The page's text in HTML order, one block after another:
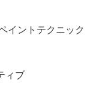
イントテクニック
ィブ